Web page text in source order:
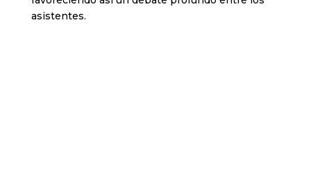
asistentes.